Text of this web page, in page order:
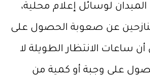
لوسائل إعلام محلية،
عن صعوبة الحصول على
ساعات الانتظار الطويلة لا
على وجبة أو كمية من